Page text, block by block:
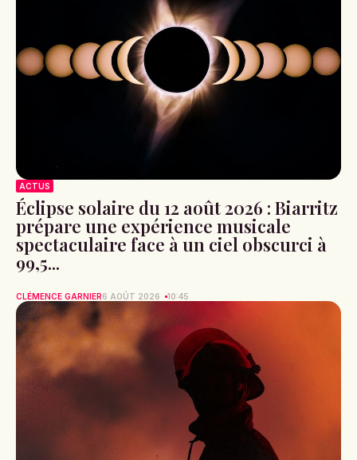
ACTUS
Éclipse solaire du 12 août 2026 : Biarritz
prépare une expérience musicale
spectaculaire face à un ciel obscurci à
99,5...
CLÉMENCE GARNIER6 AOÛT 2026 10:45